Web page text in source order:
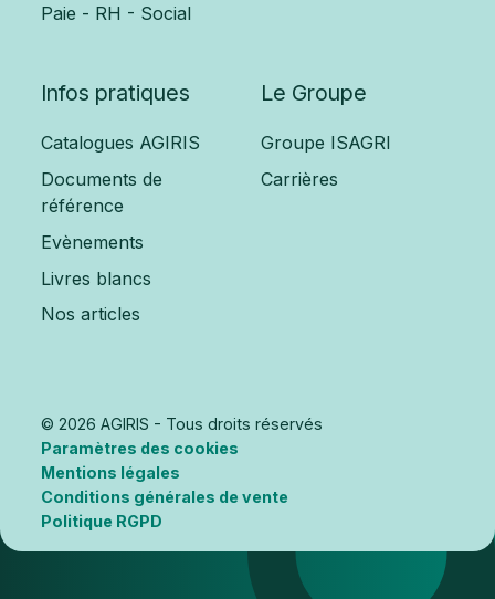
Paie - RH - Social
Infos pratiques
Catalogues AGIRIS
Documents de
référence
Evènements
Livres blancs
Nos articles
Le Groupe
Groupe ISAGRI
Carrières
© 2026 AGIRIS - Tous droits réservés
Paramètres des cookies
Mentions légales
Conditions générales de vente
Politique RGPD